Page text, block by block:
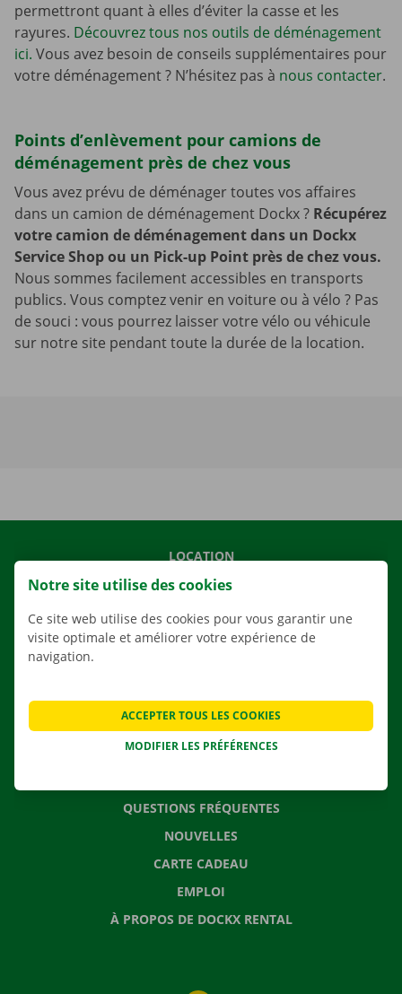
permettront quant à elles d’éviter la casse et les
rayures. Découvrez tous nos outils de déménagement
ici. Vous avez besoin de conseils supplémentaires pour
votre déménagement ? N’hésitez pas à nous contacter.
Points d’enlèvement pour camions de
déménagement près de chez vous
Vous avez prévu de déménager toutes vos affaires
dans un camion de déménagement Dockx ? Récupérez
votre camion de déménagement dans un Dockx
Service Shop ou un Pick-up Point près de chez vous.
Nous sommes facilement accessibles en transports
publics. Vous comptez venir en voiture ou à vélo ? Pas
de souci : vous pourrez laisser votre vélo ou véhicule
sur notre site pendant toute la durée de la location.
LOCATION
NOS VÉHICULES
NOS SERVICES
AGENCES
QUESTIONS FRÉQUENTES
NOUVELLES
CARTE CADEAU
EMPLOI
À PROPOS DE DOCKX RENTAL
Notre site utilise des cookies
Ce site web utilise des cookies pour vous garantir une
visite optimale et améliorer votre expérience de
navigation.
MODIFIER LES PRÉFÉRENCES
ACCEPTER TOUS LES COOKIES